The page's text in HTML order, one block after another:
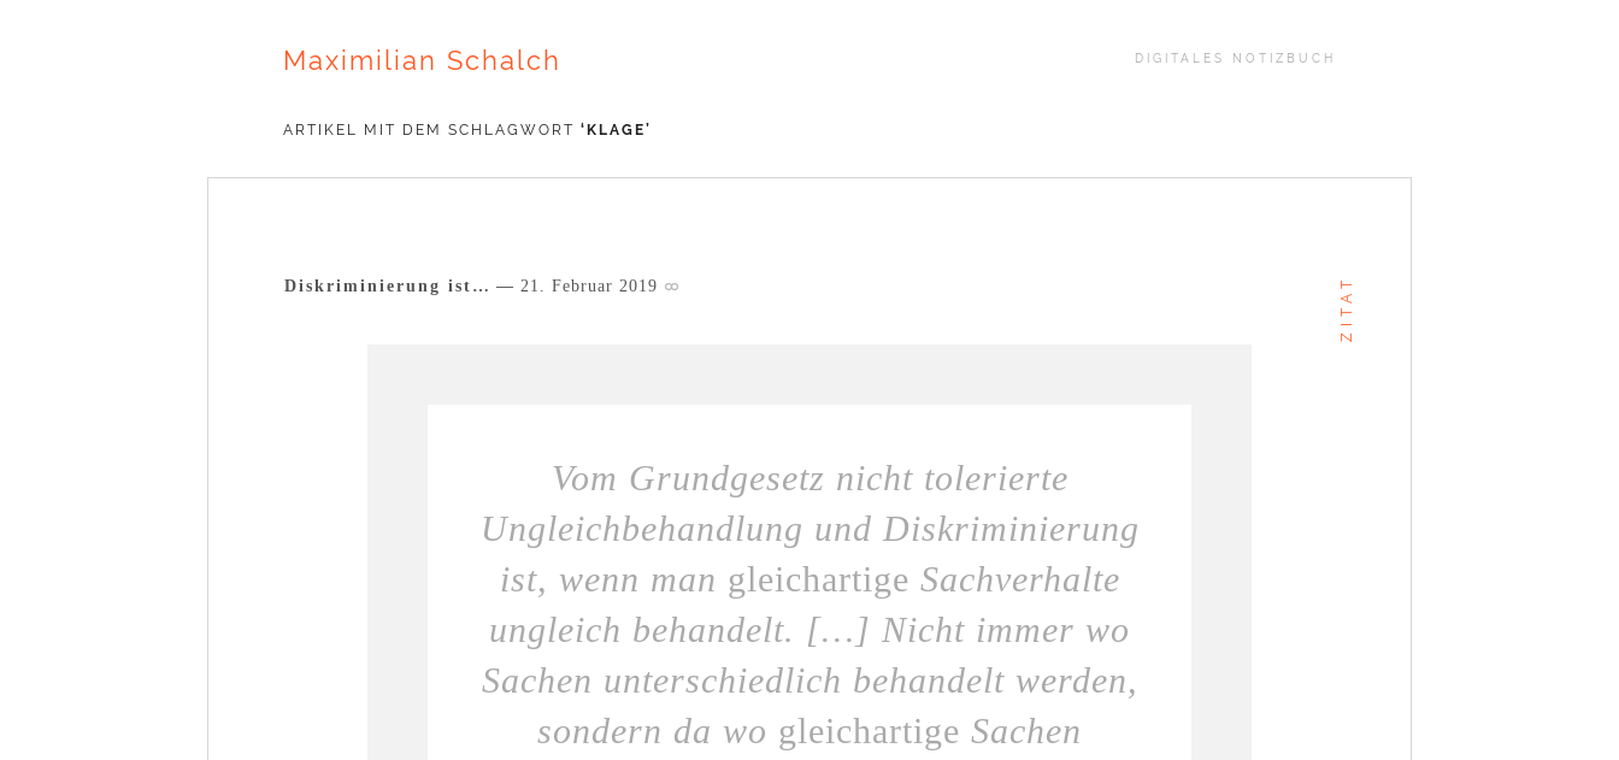
Maximilian Schalch DIGITALES NOTIZBUCH
ARTIKEL MIT DEM SCHLAGWORT‘ KLAGE’
ZITAT
Diskriminierung ist… 21. Februar 2019
Vom Grundgesetz nicht tolerierte
Ungleichbehandlung und Diskriminierung
ist, wenn man gleichartige Sachverhalte
ungleich behandelt. […] Nicht immer wo
Sachen unterschiedlich behandelt werden,
sondern da wo gleichartige Sachen